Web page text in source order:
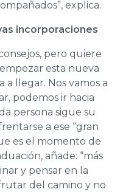
explica.
incorporaciones
pero quiere
esta nueva
a llegar. Nos vamos a
podemos ir hacia
persona sigue su
a ese “gran
es el momento de
añade: “más
y pensar en la
del camino y no